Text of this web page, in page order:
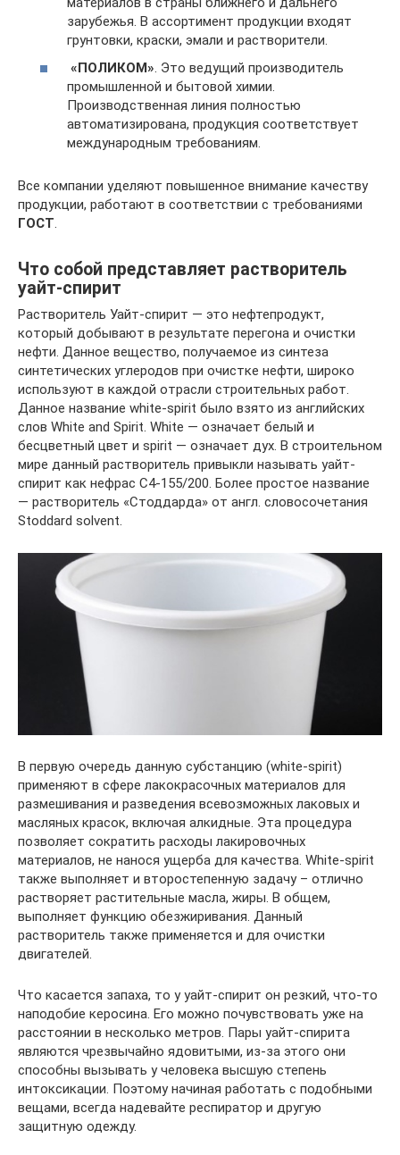
зарубежья. В ассортимент продукции входят
грунтовки, краски, эмали и растворители.
«ПОЛИКОМ». Это ведущий производитель
промышленной и бытовой химии.
Производственная линия полностью
автоматизирована, продукция соответствует
международным требованиям.
Все компании уделяют повышенное внимание качеству
продукции, работают в соответствии с требованиями
ГОСТ.
Что собой представляет растворитель
уайт-спирит
Растворитель Уайт-спирит — это нефтепродукт,
который добывают в результате перегона и очистки
нефти. Данное вещество, получаемое из синтеза
синтетических углеродов при очистке нефти, широко
используют в каждой отрасли строительных работ.
Данное название white-spirit было взято из английских
слов White and Spirit. White — означает белый и
бесцветный цвет и spirit — означает дух. В строительном
мире данный растворитель привыкли называть уайт-
спирит как нефрас С4-155/200. Более простое название
— растворитель «Стоддарда» от англ. словосочетания
Stoddard solvent.
В первую очередь данную субстанцию (white-spirit)
применяют в сфере лакокрасочных материалов для
размешивания и разведения всевозможных лаковых и
масляных красок, включая алкидные. Эта процедура
позволяет сократить расходы лакировочных
материалов, не нанося ущерба для качества. White-spirit
также выполняет и второстепенную задачу – отлично
растворяет растительные масла, жиры. В общем,
выполняет функцию обезжиривания. Данный
растворитель также применяется и для очистки
двигателей.
Что касается запаха, то у уайт-спирит он резкий, что-то
наподобие керосина. Его можно почувствовать уже на
расстоянии в несколько метров. Пары уайт-спирита
являются чрезвычайно ядовитыми, из-за этого они
способны вызывать у человека высшую степень
интоксикации. Поэтому начиная работать с подобными
вещами, всегда надевайте респиратор и другую
защитную одежду.